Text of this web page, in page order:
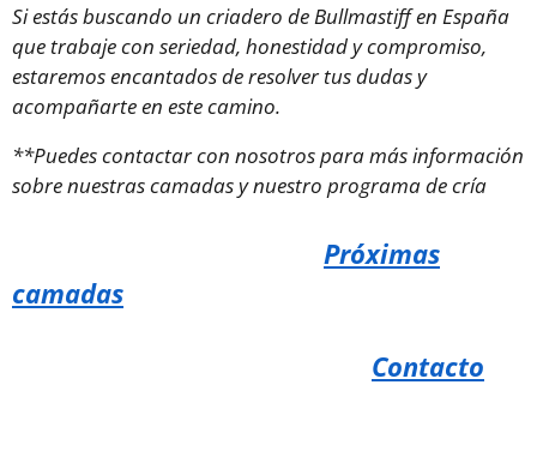
Si estás buscando un criadero de Bullmastiff en España
que trabaje con seriedad, honestidad y compromiso,
estaremos encantados de resolver tus dudas y
acompañarte en este camino.
**Puedes contactar con nosotros para más información
sobre nuestras camadas y nuestro programa de cría
Próximas
camadas
Contacto